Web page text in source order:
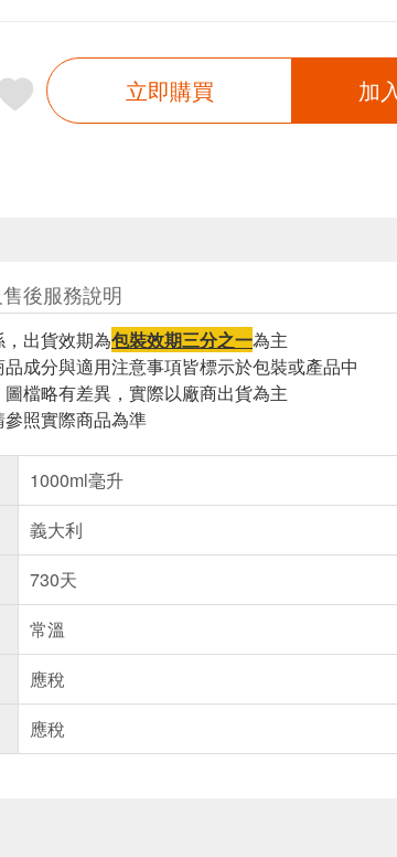
立即購買 加
後服務說明
出貨效期為包裝效期三分之一為主
成分與適用注意事項皆標示於包裝或產品中
檔略有差異，實際以廠商出貨為主
照實際商品為準
1000ml毫升
義大利
730天
常溫
應稅
應稅